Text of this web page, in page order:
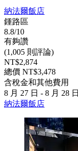
納法爾飯店
鍾路區
8.8/10
有夠讚
(1,005 則評論)
NT$2,874
總價 NT$3,478
含稅金和其他費用
8 月 27 日 - 8 月 28 日
納法爾飯店